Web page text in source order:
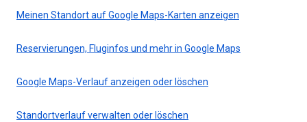
Meinen Standort auf Google Maps-Karten anzeigen
Reservierungen, Fluginfos und mehr in Google Maps
Google Maps-Verlauf anzeigen oder löschen
Standortverlauf verwalten oder löschen